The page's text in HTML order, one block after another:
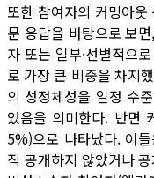
또한 참여자의 커밍아
문 응답을 바탕으로 보
자 또는 일부·선별적으
로 가장 큰 비중을 차지
의 성정체성을 일정 수
있음을 의미한다. 반면
5%)으로 나타났다. 이
직 공개하지 않았거나